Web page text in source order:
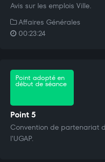
Avis sur les emplois Ville.
Affaires Générales
00:23:24
Point adopté en
début de séance
Point 5
Convention de partenariat
l'UGAP.